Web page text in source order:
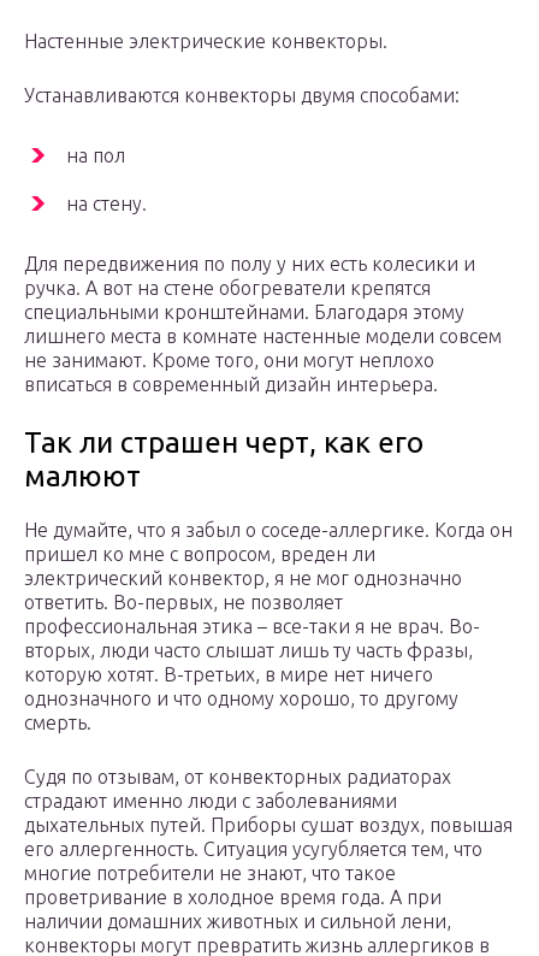
Настенные электрические конвекторы.
Устанавливаются конвекторы двумя способами:
на пол
на стену.
Для передвижения по полу у них есть колесики и
ручка. А вот на стене обогреватели крепятся
специальными кронштейнами. Благодаря этому
лишнего места в комнате настенные модели совсем
не занимают. Кроме того, они могут неплохо
вписаться в современный дизайн интерьера.
Так ли страшен черт, как его
малюют
Не думайте, что я забыл о соседе-аллергике. Когда он
пришел ко мне с вопросом, вреден ли
электрический конвектор, я не мог однозначно
ответить. Во-первых, не позволяет
профессиональная этика – все-таки я не врач. Во-
вторых, люди часто слышат лишь ту часть фразы,
которую хотят. В-третьих, в мире нет ничего
однозначного и что одному хорошо, то другому
смерть.
Судя по отзывам, от конвекторных радиаторах
страдают именно люди с заболеваниями
дыхательных путей. Приборы сушат воздух, повышая
его аллергенность. Ситуация усугубляется тем, что
многие потребители не знают, что такое
проветривание в холодное время года. А при
наличии домашних животных и сильной лени,
конвекторы могут превратить жизнь аллергиков в